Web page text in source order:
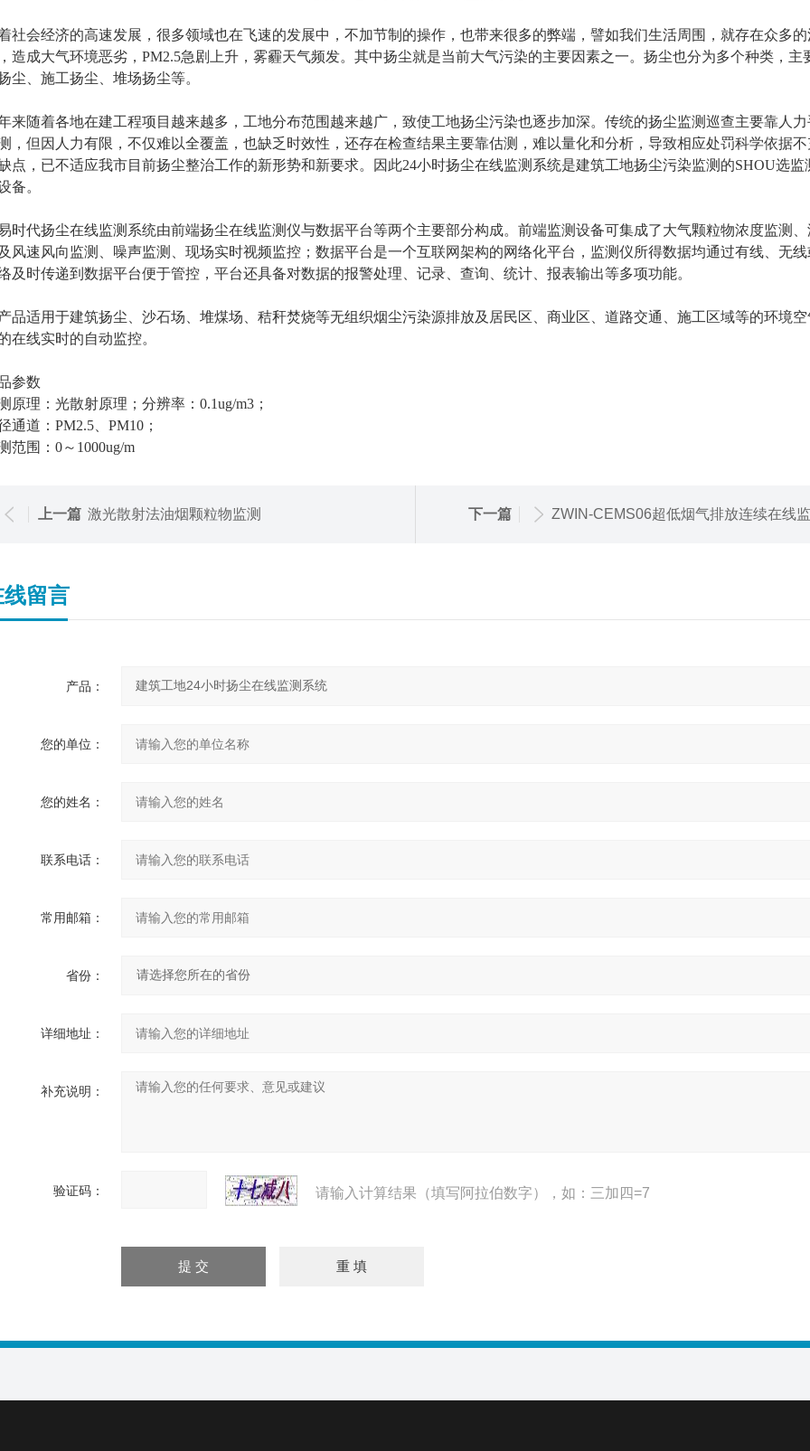
社会经济的高速发展，很多领域也在飞速的发展中，不加节制的操作，也带来很多的弊端，譬如我们生活周围，就存在众多
造成大气环境恶劣，PM2.5急剧上升，雾霾天气频发。其中扬尘就是当前大气污染的主要因素之一。扬尘也分为多个种类，主
尘、施工扬尘、堆场扬尘等。
来随着各地在建工程项目越来越多，工地分布范围越来越广， 致使工地扬尘污染也逐步加深。 传统的扬尘监测巡查主要靠人
，但 因人力有限，不仅难以全覆盖，也缺乏时效性 ， 还存在检查结果主要靠估测，难以量化和分析，导致相应处罚科学依据
点，已不适应我市目前扬尘整治工作的新形势和新要求。
因此24小时扬尘在线监测系统是建筑工地扬尘污染监测的SHOU选监
备。
时代扬尘在线监测系统由前端扬尘在线监测仪与数据平台等两个主要部分构成。前端监测设备可集成了大气颗粒物浓度监测
风速风向监测、噪声监测、现场实时视频监控；数据平台是一个互联网架构的网络化平台，监测仪所得数据均通过有线、无线
及时传递到数据平台便于管控，平台还具备对数据的报警处理、记录、查询、统计、报表输出等多项功能。
品适用于建筑扬尘、沙石场、堆煤场、秸秆焚烧等无组织烟尘污染源排放及居民区、商业区、道路交通、施工区域等的环境
在线实时的自动监控。
参数
原理：光散射原理；分辨率：0.1ug/m3；
通道：PM2.5、PM10；
范围：0～1000ug/m
上一篇 激光散射法油烟颗粒物监测 下一篇 ZWIN-CEMS06超低烟气排放连续在线
线留言
产品：
您的单位：
您的姓名：
联系电话：
常用邮箱：
省份：
详细地址：
补充说明：
验证码： 请输入计算结果（填写阿拉伯数字），如：三加四=7